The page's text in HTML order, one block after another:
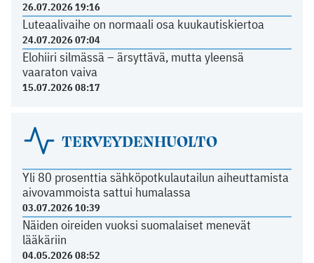
26.07.2026 19:16
Luteaalivaihe on normaali osa kuukautiskiertoa
24.07.2026 07:04
Elohiiri silmässä – ärsyttävä, mutta yleensä
vaaraton vaiva
15.07.2026 08:17
TERVEYDENHUOLTO
Yli 80 prosenttia sähköpotkulautailun aiheuttamista
aivovammoista sattui humalassa
03.07.2026 10:39
Näiden oireiden vuoksi suomalaiset menevät
lääkäriin
04.05.2026 08:52